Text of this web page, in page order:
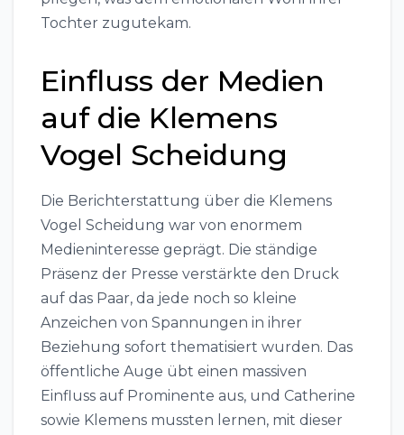
Tochter zugutekam.
Einfluss der Medien
auf die Klemens
Vogel Scheidung
Die Berichterstattung über die Klemens
Vogel Scheidung war von enormem
Medieninteresse geprägt. Die ständige
Präsenz der Presse verstärkte den Druck
auf das Paar, da jede noch so kleine
Anzeichen von Spannungen in ihrer
Beziehung sofort thematisiert wurden. Das
öffentliche Auge übt einen massiven
Einfluss auf Prominente aus, und Catherine
sowie Klemens mussten lernen, mit dieser